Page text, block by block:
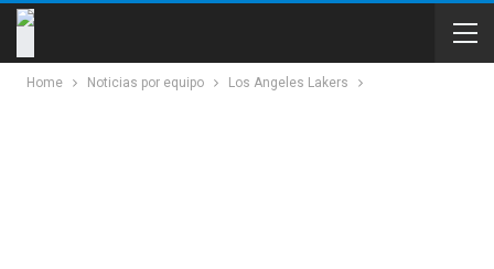
Home Noticias por equipo Los Angeles Lakers